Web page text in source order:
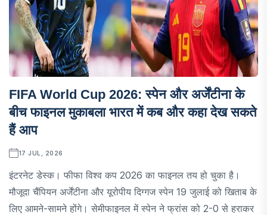
FIFA World Cup 2026: स्पेन और अर्जेंटीना के
बीच फाइनल मुकाबला भारत में कब और कहा देख सकते
हैं आप
17 JUL, 2026
इंटरनेट डेस्क। फीफा विश्व कप 2026 का फाइनल तय हो चुका है।
मौजूदा चैंपियन अर्जेंटीना और यूरोपीय दिग्गज स्पेन 19 जुलाई को खिताब के
लिए आमने-सामने होंगे। सेमीफाइनल में स्पेन ने फ्रांस को 2-0 से हराकर